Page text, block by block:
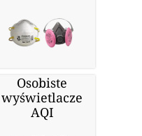
Osobiste
wyświetlacze
AQI